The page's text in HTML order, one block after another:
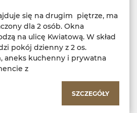
się na drugim piętrze, ma
dla 2 osób. Okna
na ulicę Kwiatową. W skład
pokój dzienny z 2 os.
aneks kuchenny i prywatna
z
SZCZEGÓŁY